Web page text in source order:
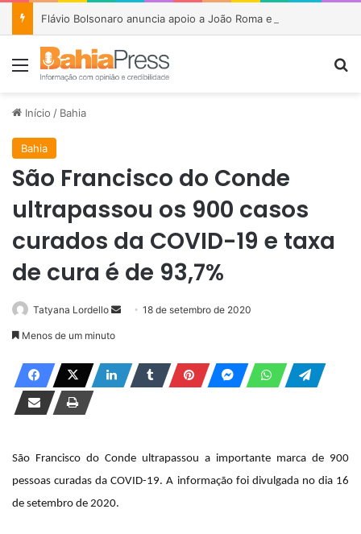
Menu
Início / Bahia
Bahia
São Francisco do Conde
ultrapassou os 900 casos
curados da COVID-19 e taxa
de cura é de 93,7%
Tatyana Lordello
e
-
m
18 de setembro de 2020
Menos de um minuto
São Francisco do Conde ultrapassou a importante marca de 900
pessoas curadas da COVID-19. A informação foi divulgada no dia 16
de setembro de 2020.